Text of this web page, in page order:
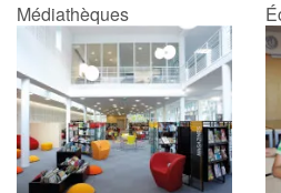
Médiathèques